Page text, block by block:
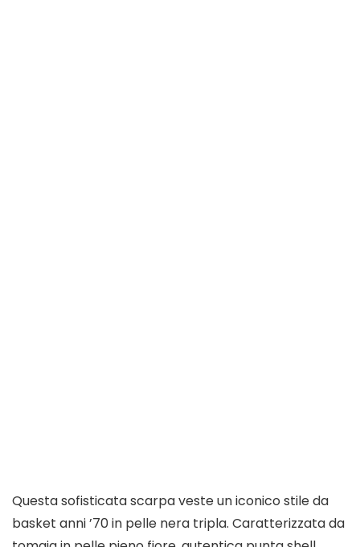
Questa sofisticata scarpa veste un iconico stile da
basket anni ’70 in pelle nera tripla. Caratterizzata da